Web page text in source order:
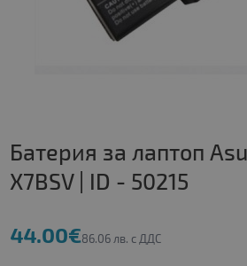
Батерия за лаптоп
X7BSV | ID - 50215
44.00€86.06 лв. с ДДС